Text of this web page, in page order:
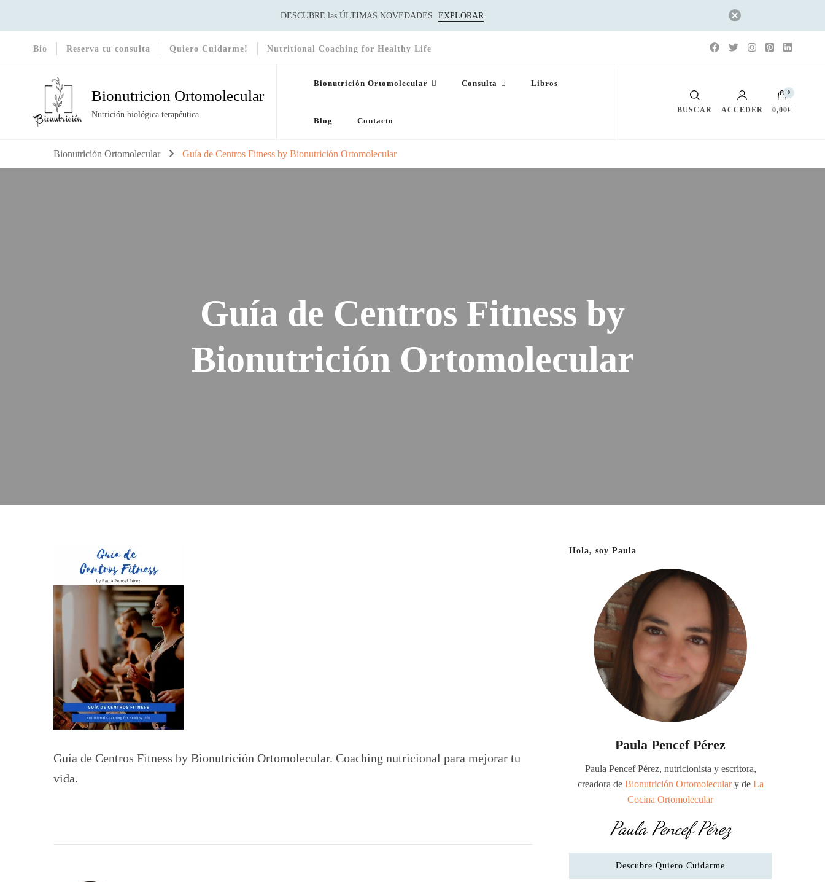
DESCUBRE las ÚLTIMAS NOVEDADES EXPLORAR
Bio Reserva tu consulta Quiero Cuidarme! Nutritional Coaching for Healthy Life
Bionutricion Ortomolecular
Nutrición biológica terapéutica
Bionutrición Ortomolecular Consulta Libros
Blog Contacto
BUSCAR ACCEDER
0
0,00€
Bionutrición Ortomolecular Guía de Centros Fitness by Bionutrición Ortomolecular
Guía de Centros Fitness by
Bionutrición Ortomolecular
Guía de Centros Fitness by Bionutrición Ortomolecular. Coaching nutricional para mejorar tu
vida.
Hola, soy Paula
Paula Pencef Pérez
Paula Pencef Pérez, nutricionista y escritora,
creadora de Bionutrición Ortomoleculary de La
Cocina Ortomolecular
Paula Pencef Pérez
Descubre Quiero Cuidarme